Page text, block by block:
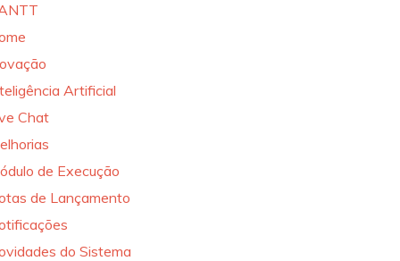
Artificial
Chat
de Execução
de Lançamento
do Sistema